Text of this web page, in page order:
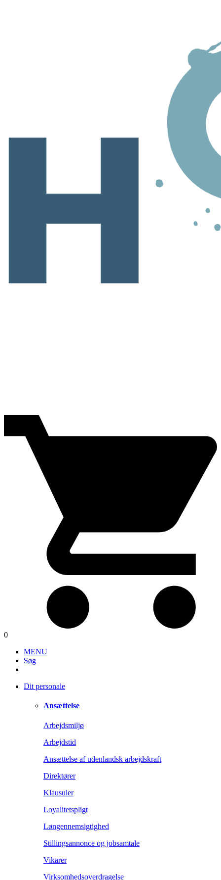
0
MENU
Søg
Dit personale
Ansættelse
Arbejdsmiljø
Arbejdstid
Ansættelse af udenlandsk arbejdskraft
Direktører
Klausuler
Loyalitetspligt
Løngennemsigtighed
Stillingsannonce og jobsamtale
Vikarer
Virksomhedsoverdragelse